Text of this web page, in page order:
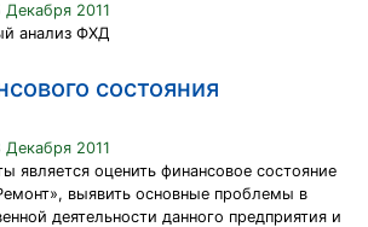
Декабря 2011
анализ ФХД
состояния
Декабря 2011
является оценить финансовое состояние
выявить основные проблемы в
деятельности данного предприятия и